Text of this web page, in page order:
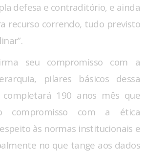
defesa e contraditório, e ainda
recurso correndo, tudo previsto
seu compromisso com a
pilares básicos dessa
completará 190 anos mês que
compromisso com a ética
às normas institucionais e
no que tange aos dados